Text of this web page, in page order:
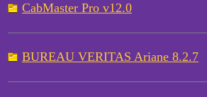
CabMaster Pro v12.0
BUREAU VERITAS Ariane 8.2.7